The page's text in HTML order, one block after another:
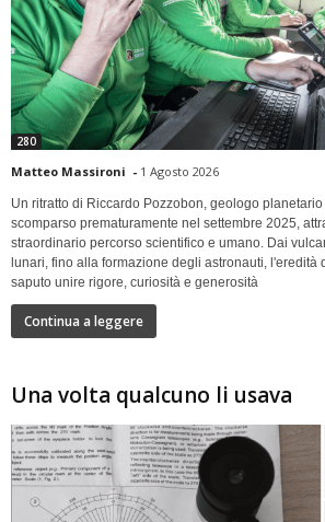
280
Matteo Massironi - 1 Agosto 2026
Un ritratto di Riccardo Pozzobon, geologo
scomparso prematuramente nel settembre 2025,
straordinario percorso scientifico e umano. Dai
lunari, fino alla formazione degli astronauti, l'eredità
saputo unire rigore, curiosità e generosità
Continua a leggere
Una volta qualcuno li usava